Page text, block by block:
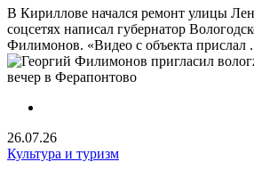
В Кириллове начался ремонт улицы
соцсетях написал губернатор
Филимонов. «Видео с объекта прислал
26.07.26
Культура и туризм